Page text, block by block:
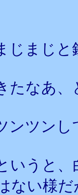
じまじと
たなあ、
ンツン
いうと
ない様だ